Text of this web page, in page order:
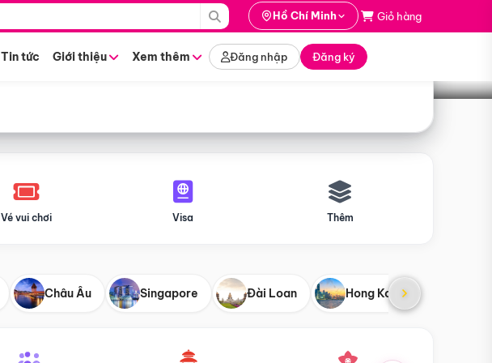
Hồ Chí Minh Giỏ hàng
Tin tức Giới thiệu Xem thêm Đăng nhập Đăng ký
Tìm tour
Vé vui chơi Visa Thêm
Châu Âu Singapore Đài Loan Hong Kong